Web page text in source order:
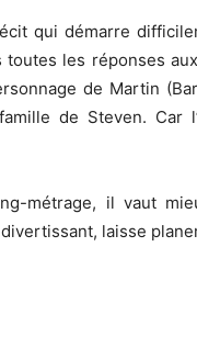
qui démarre
les réponses
de Martin
de Steven. Car
métrage, il vaut
laisse